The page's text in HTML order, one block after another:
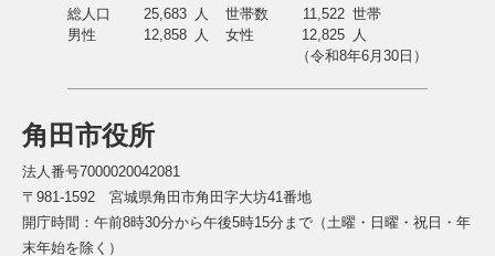
角田市役所
法人番号7000020042081
〒981-1592 宮城県角田市角田字大坊41番地
開庁時間：午前8時30分から午後5時15分まで（土曜・日曜・祝日・年
末年始を除く）
総人口
25,683 人 世帯数 11,522 世帯
男性
12,858 人 女性 12,825
人
（令和8年6月30日）